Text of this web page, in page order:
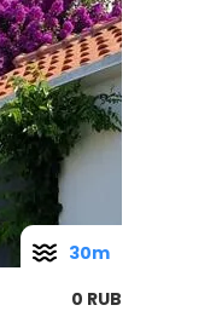
0 RUB
30m